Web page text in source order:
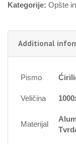
Kategorije: Opšte
Additional
Pismo
Veličina
Materijal